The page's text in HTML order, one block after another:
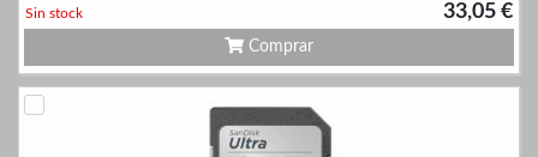
33,05 €
Sin stock
Comprar